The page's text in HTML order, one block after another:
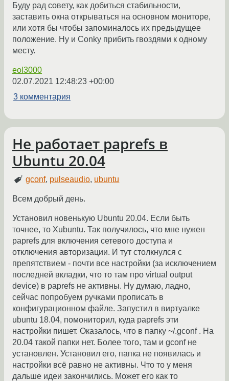
Буду рад совету, как добиться стабильности,
заставить окна открываться на основном мониторе,
или хотя бы чтобы запоминалось их предыдущее
положение. Ну и Conky прибить гвоздями к одному
месту.
eol3000
02.07.2021 12:48:23 +00:00
3 комментария
Не работает paprefs в
Ubuntu 20.04
gconf, pulseaudio, ubuntu
Всем добрый день.
Установил новенькую Ubuntu 20.04. Если быть
точнее, то Xubuntu. Так получилось, что мне нужен
paprefs для включения сетевого доступа и
отключения авторизации. И тут столкнулся с
препятствием - почти все настройки (за исключением
последней вкладки, что то там про virtual output
device) в paprefs не активны. Ну думаю, ладно,
сейчас попробуем ручками прописать в
конфигурационном файле. Запустил в виртуалке
ubuntu 18.04, помониторил, куда paprefs эти
настройки пишет. Оказалось, что в папку ~/.gconf . На
20.04 такой папки нет. Более того, там и gconf не
установлен. Установил его, папка не появилась и
настройки всё равно не активны. Что то у меня
дальше идеи закончились. Может его как то